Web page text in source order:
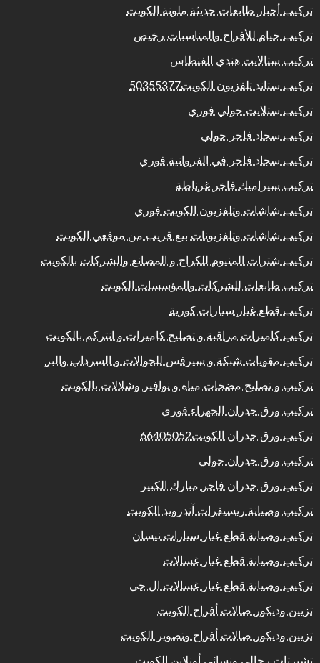
تركيب أحبار طابعات حديثة ملونة الكويت
تركيب خيام للأفراح والمناسبات رخيص
تركيب ستالايت هندي الفنطاس
تركيب ستاند تلفزيون الكويت50355377
تركيب ستلايت حولي فوري
تركيب سجاد فاخر حولي
تركيب سجاد فاخر في الفروانية فوري
تركيب سيراميك فاخر غرناطة
تركيب شاشات وتلفزيون الكويت فوري
تركيب شاشات وتلفزيونات بيع قريب من موقعي الكويت
تركيب شترات المنيوم للكراج و المصانع والشركات بالكويت
تركيب طابعات للشركات والمؤسسات الكويت
تركيب قطع غيار سيارات كورية
تركيب كاميرات مراقبة و تصليح كاميرات و انتركم بالكويت
تركيب مقويات شبكة و سيرفس للجوالات و السرداب والبر
تركيب و تصليح مضخات مياه و نوافير وشلالات بالكويت
تركيب ورق جدران الجهراء فوري
تركيب ورق جدران الكويت66405052
تركيب ورق جدران حولي
تركيب ورق جدران فاخر مبارك الكبير
تركيب وصيانة ريسيفرات آندرويد الكويت
تركيب وصيانة قطع غيار سيارات نيسان
تركيب وصيانة قطع غيار غسالات
تركيب وصيانة قطع غيار غسالات ال جي
تزيين وديكور صالات أفراح الكويت
تزيين وديكور صالات أفراح وتصوير الكويت